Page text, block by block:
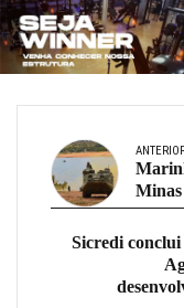
Minas
Sicredi